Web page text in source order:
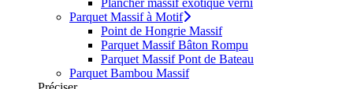
Plancher massif exotique verni
Parquet Massif à Motif
Point de Hongrie Massif
Parquet Massif Bâton Rompu
Parquet Massif Pont de Bateau
Parquet Bambou Massif